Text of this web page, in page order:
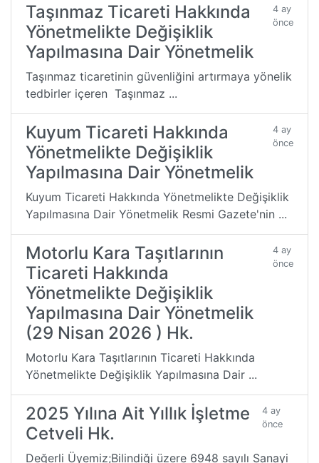
Taşınmaz Ticareti Hakkında
Yönetmelikte Değişiklik
Yapılmasına Dair Yönetmelik
4 ay
önce
Taşınmaz ticaretinin güvenliğini artırmaya yönelik
tedbirler içeren Taşınmaz ...
Kuyum Ticareti Hakkında
Yönetmelikte Değişiklik
Yapılmasına Dair Yönetmelik
4 ay
önce
Kuyum Ticareti Hakkında Yönetmelikte Değişiklik
Yapılmasına Dair Yönetmelik Resmi Gazete'nin ...
Motorlu Kara Taşıtlarının
Ticareti Hakkında
Yönetmelikte Değişiklik
Yapılmasına Dair Yönetmelik
(29 Nisan 2026 ) Hk.
4 ay
önce
Motorlu Kara Taşıtlarının Ticareti Hakkında
Yönetmelikte Değişiklik Yapılmasına Dair ...
2025 Yılına Ait Yıllık İşletme
Cetveli Hk.
4 ay
önce
Değerli Üyemiz;Bilindiği üzere 6948 sayılı Sanayi